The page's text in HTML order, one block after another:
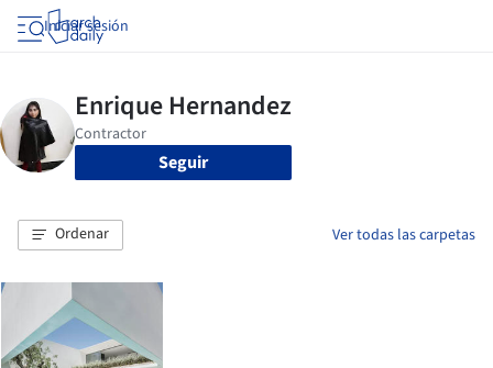
Iniciar sesión
Seguir
Ordenar Ver todas las carpetas